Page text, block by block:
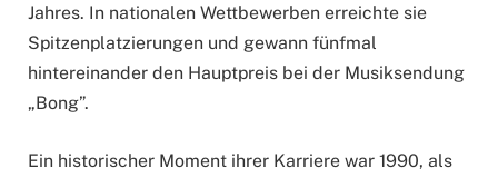
Jahres. In nationalen Wettbewerben erreichte sie
Spitzenplatzierungen und gewann fünfmal
hintereinander den Hauptpreis bei der Musiksendung
„Bong”.
Ein historischer Moment ihrer Karriere war 1990, als